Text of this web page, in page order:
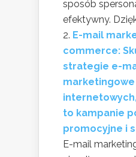
sposób
efektywny.
E-mail
commerce:
strategie e-
to kampanie
promocyjne i
E-mail